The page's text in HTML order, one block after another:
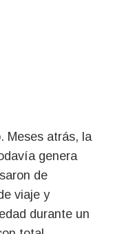
Meses atrás, la
genera
de
viaje y
durante un